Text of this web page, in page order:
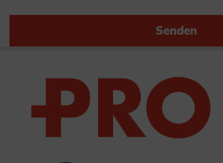
Senden